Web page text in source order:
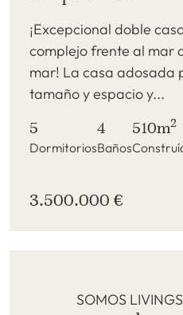
¡Excepcional doble
complejo frente al mar
mar! La casa adosada
tamaño y espacio y...
5
Dormitorios
4
Baños
510m2
3.500.000 €
SOMOS